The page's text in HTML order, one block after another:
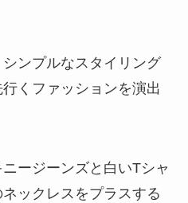
ンプルなスタイリング
くファッションを演出
ージーンズと白いTシャ
ックレスをプラスする